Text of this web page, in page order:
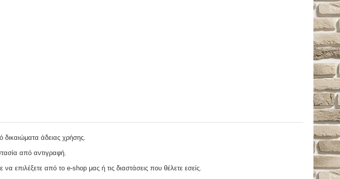
δικαιώματα άδειας χρήσης.
από αντιγραφή.
επιλέξετε από το e-shop μας ή τις διαστάσεις που θέλετε εσείς.